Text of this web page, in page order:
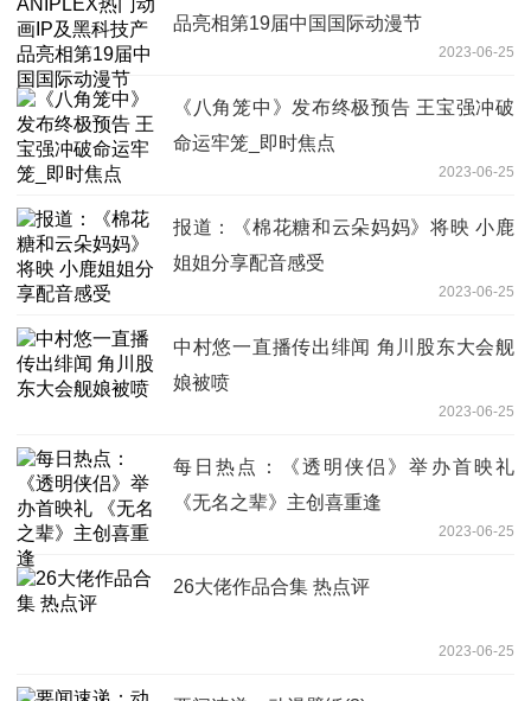
品亮相第19届中国国际动漫节
2023-06-25
《八角笼中》发布终极预告 王宝强冲破
命运牢笼_即时焦点
2023-06-25
报道：《棉花糖和云朵妈妈》将映 小鹿
姐姐分享配音感受
2023-06-25
中村悠一直播传出绯闻 角川股东大会舰
娘被喷
2023-06-25
每日热点：《透明侠侣》举办首映礼
《无名之辈》主创喜重逢
2023-06-25
26大佬作品合集 热点评
2023-06-25